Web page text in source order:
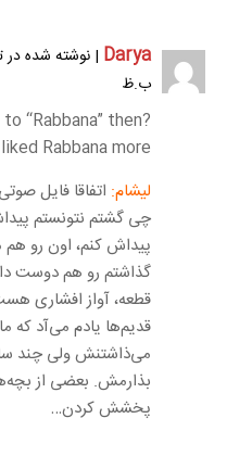
Darya
ب.ظ
“Rabbana” then?
Rabbana more 🙁
لیشام: اتفاقا فایل
چی گشتم نتونستم
پیداش کنم، اون رو هم
گذاشتم رو هم دوست
قطعه، آواز افشاری
قدیم‌ها یادم می‌آد که
می‌ذاشتنش ولی چند
بذارمش. بعضی از
پخشش کردن…